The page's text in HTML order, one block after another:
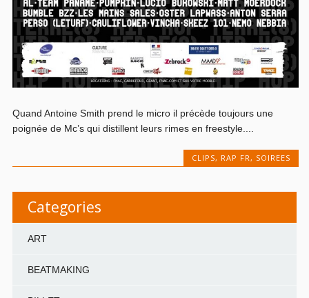
Quand Antoine Smith prend le micro il précède toujours une
poignée de Mc’s qui distillent leurs rimes en freestyle....
CLIPS, RAP FR, SOIREES
Categories
ART
BEATMAKING